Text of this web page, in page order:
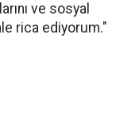
ve sosyal
rica ediyorum."